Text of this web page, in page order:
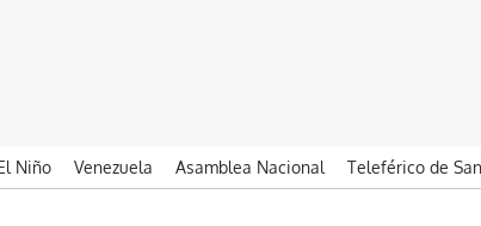
Niño Venezuela Asamblea Nacional Teleférico de